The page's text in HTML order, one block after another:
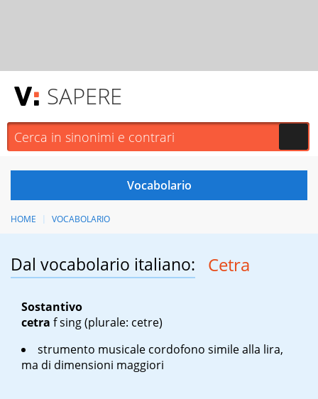
SAPERE
HOME VOCABOLARIO
Dal vocabolario italiano: Cetra
Sostantivo
cetra f sing(plurale: cetre)
strumento musicale cordofono simile alla lira,
ma di dimensioni maggiori